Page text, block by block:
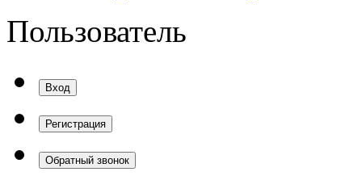
Пользователь
Вход
Регистрация
Обратный звонок